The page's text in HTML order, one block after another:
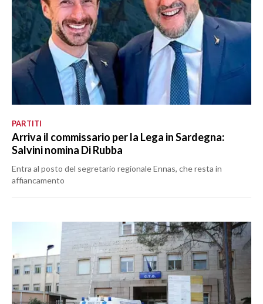
PARTITI
Arriva il commissario per la Lega in Sardegna:
Salvini nomina Di Rubba
Entra al posto del segretario regionale Ennas, che resta in
affiancamento